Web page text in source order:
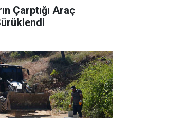
Çarptığı Araç